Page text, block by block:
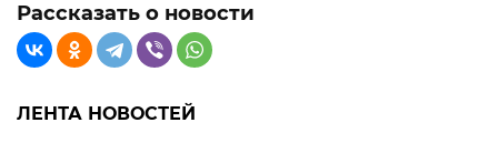
Рассказать о новости
ЛЕНТА НОВОСТЕЙ